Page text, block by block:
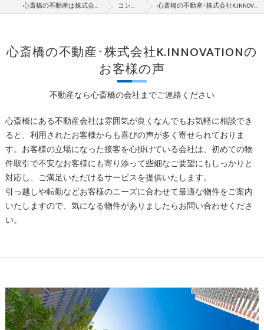
心斎橋の不動産は株式会社K.INNOVATION コンセプト 心斎橋の不動産･株式会社K.INNOVATIONのお客様の声
不動産なら心斎橋の会社までご連絡ください
心斎橋の不動産･株式会社K.INNOVATIONの
お客様の声
心斎橋にある不動産会社は雰囲気が良くなんでもお気軽に相談でき
ると、利用されたお客様からも喜びの声が多く寄せられておりま
す。お客様の立場になった接客を心掛けている会社は、初めての物
件取引で不安なお客様にも寄り添って些細なご要望にもしっかりと
対応し、ご満足いただけるサービスを提供いたします。
引っ越しや転勤などお客様のニーズに合わせて最適な物件をご案内
いたしますので、気になる物件がありましたらお問い合わせくださ
い。